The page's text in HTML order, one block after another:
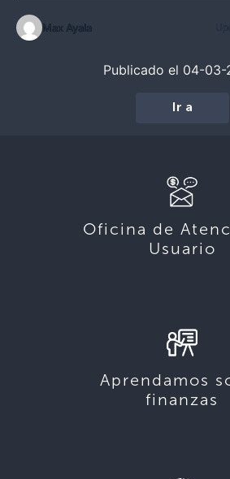
Max Ayala
Publicado el 04-03-
Ir a
Oficina de
Usuario
Aprendamos
finanzas